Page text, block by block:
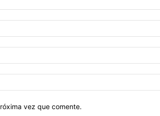
vez que comente.